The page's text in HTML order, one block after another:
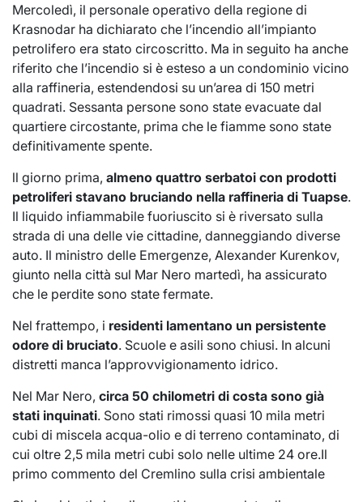
Mercoledì, il personale operativo della regione di
Krasnodar ha dichiarato che l’incendio all’impianto
petrolifero era stato circoscritto. Ma in seguito ha anche
riferito che l’incendio si è esteso a un condominio vicino
alla raffineria, estendendosi su un’area di 150 metri
quadrati. Sessanta persone sono state evacuate dal
quartiere circostante, prima che le fiamme sono state
definitivamente spente.
ll giorno prima, almeno quattro serbatoi con prodotti
petroliferi stavano bruciando nella raffineria di Tuapse.
Il liquido infiammabile fuoriuscito si è riversato sulla
strada di una delle vie cittadine, danneggiando diverse
auto. Il ministro delle Emergenze, Alexander Kurenkov,
giunto nella città sul Mar Nero martedì, ha assicurato
che le perdite sono state fermate.
Nel frattempo, i residenti lamentano un persistente
odore di bruciato. Scuole e asili sono chiusi. In alcuni
distretti manca l’approvvigionamento idrico.
Nel Mar Nero, circa 50 chilometri di costa sono già
stati inquinati. Sono stati rimossi quasi 10 mila metri
cubi di miscela acqua-olio e di terreno contaminato, di
cui oltre 2,5 mila metri cubi solo nelle ultime 24 ore.Il
primo commento del Cremlino sulla crisi ambientale